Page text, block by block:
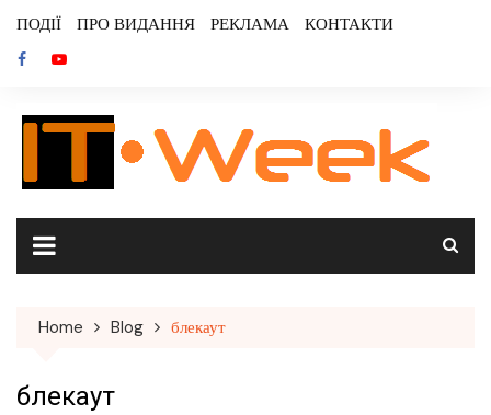
content
ПОДІЇ ПРО ВИДАННЯ РЕКЛАМА КОНТАКТИ
Home Blog блекаут
блекаут